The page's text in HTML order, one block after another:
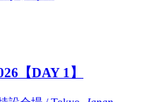
【DAY 1】